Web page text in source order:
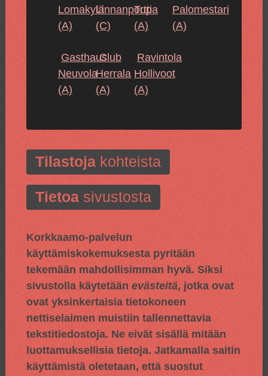
Lomakylä
(A)
Linnanportti
(C)
Tupa
(A)
Palomestari
(A)
Gasthaus
Neuvola
(A)
Club
Herrala
(A)
Ravintola
Hollivoot
(A)
Tilastojakohteista
Tietoasivustosta
Korkkaamo-palvelun
käyttämiskokemuksesta pyritään
tekemään mahdollisimman hyvä. Siksi
sivustolla käytetään evästeitä, jotka ovat
ovat yksinkertaisia tietokoneen
nettiselaimen muistiin tallennettavia
tekstitiedostoja. Ne eivät sisällä mitään
luottamuksellisia tietoja. Jatkamalla saitin
käyttämistä oletetaan, että suostut